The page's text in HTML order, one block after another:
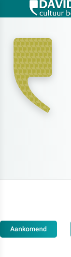
Aankomend
Zoek:
Zoeken